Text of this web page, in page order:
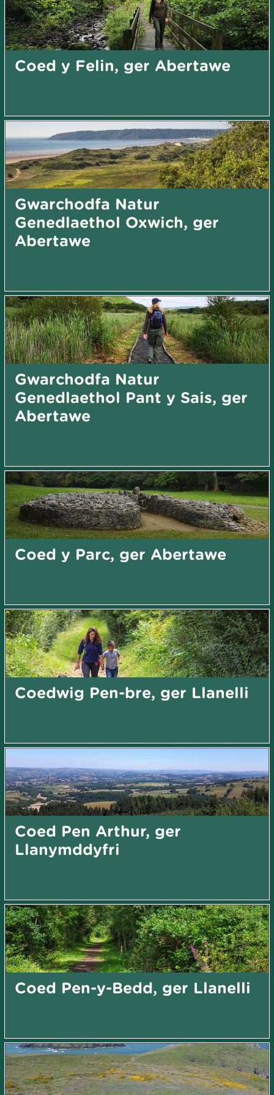
Coed y Felin, ger Abertawe
Gwarchodfa Natur
Genedlaethol Oxwich, ger
Abertawe
Gwarchodfa Natur
Genedlaethol Pant y Sais, ger
Abertawe
Coed y Parc, ger Abertawe
Coedwig Pen-bre, ger Llanelli
Coed Pen Arthur, ger
Llanymddyfri
Coed Pen-y-Bedd, ger Llanelli